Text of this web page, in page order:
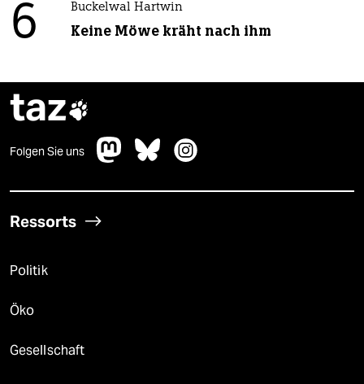
6 Buckelwal Hartwin
Keine Möwe kräht nach ihm
taz
Folgen Sie uns
Ressorts
Politik
Öko
Gesellschaft